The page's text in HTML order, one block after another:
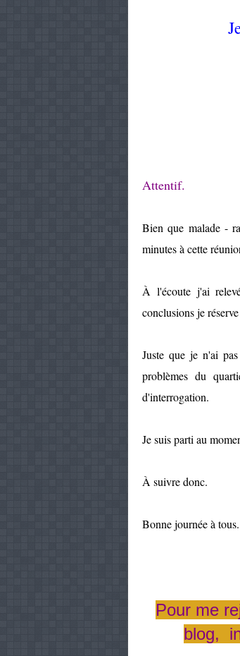
Attentif.
Bien que malade -
minutes à cette
À l'écoute j'ai
conclusions je
Juste que je n'ai
problèmes du
d'interrogation.
Je suis parti au
À suivre donc.
Bonne journée à tous.
Pour me
blog,